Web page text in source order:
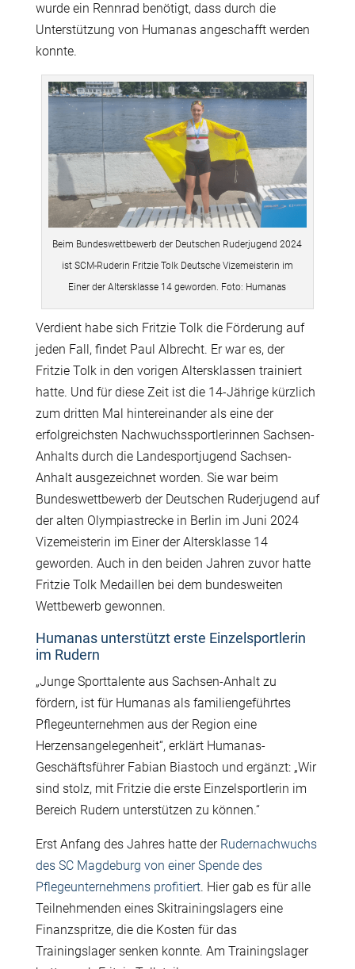
wurde ein Rennrad benötigt, dass durch die
Unterstützung von Humanas angeschafft werden
konnte.
Beim Bundeswettbewerb der Deutschen Ruderjugend 2024
ist SCM-Ruderin Fritzie Tolk Deutsche Vizemeisterin im
Einer der Altersklasse 14 geworden. Foto: Humanas
Verdient habe sich Fritzie Tolk die Förderung auf
jeden Fall, findet Paul Albrecht. Er war es, der
Fritzie Tolk in den vorigen Altersklassen trainiert
hatte. Und für diese Zeit ist die 14-Jährige kürzlich
zum dritten Mal hintereinander als eine der
erfolgreichsten Nachwuchssportlerinnen Sachsen-
Anhalts durch die Landesportjugend Sachsen-
Anhalt ausgezeichnet worden. Sie war beim
Bundeswettbewerb der Deutschen Ruderjugend auf
der alten Olympiastrecke in Berlin im Juni 2024
Vizemeisterin im Einer der Altersklasse 14
geworden. Auch in den beiden Jahren zuvor hatte
Fritzie Tolk Medaillen bei dem bundesweiten
Wettbewerb gewonnen.
Humanas unterstützt erste Einzelsportlerin
im Rudern
„Junge Sporttalente aus Sachsen-Anhalt zu
fördern, ist für Humanas als familiengeführtes
Pflegeunternehmen aus der Region eine
Herzensangelegenheit“, erklärt Humanas-
Geschäftsführer Fabian Biastoch und ergänzt: „Wir
sind stolz, mit Fritzie die erste Einzelsportlerin im
Bereich Rudern unterstützen zu können.“
Erst Anfang des Jahres hatte der Rudernachwuchs
des SC Magdeburg von einer Spende des
Pflegeunternehmens profitiert. Hier gab es für alle
Teilnehmenden eines Skitrainingslagers eine
Finanzspritze, die die Kosten für das
Trainingslager senken konnte. Am Trainingslager